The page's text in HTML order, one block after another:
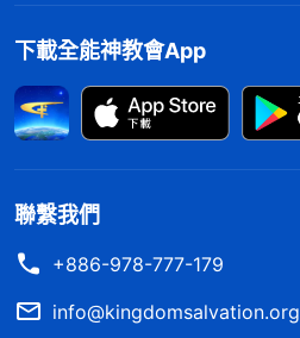
下載全能神教會App
聯繫我們
+886-978-777-179
info@kingdomsalvation.org